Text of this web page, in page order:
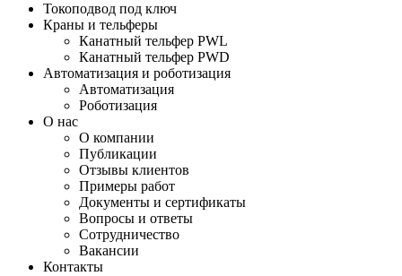
Токоподвод под ключ
Краны и тельферы
Канатный тельфер PWL
Канатный тельфер PWD
Автоматизация и роботизация
Автоматизация
Роботизация
О нас
О компании
Публикации
Отзывы клиентов
Примеры работ
Документы и сертификаты
Вопросы и ответы
Сотрудничество
Вакансии
Контакты